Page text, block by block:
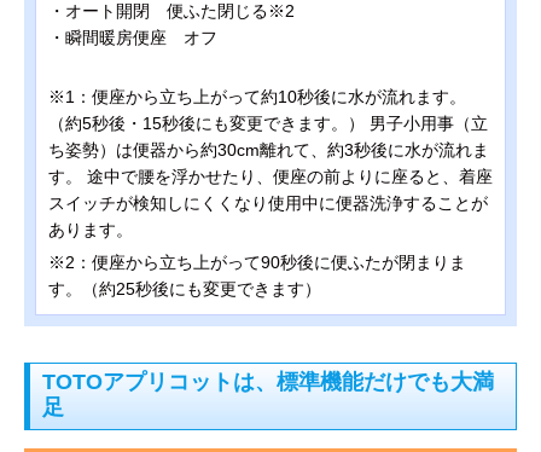
・オート開閉 便ふた閉じる※2
・瞬間暖房便座 オフ
※1：便座から立ち上がって約10秒後に水が流れます。
（約5秒後・15秒後にも変更できます。） 男子小用事（立
ち姿勢）は便器から約30cm離れて、約3秒後に水が流れま
す。 途中で腰を浮かせたり、便座の前よりに座ると、着座
スイッチが検知しにくくなり使用中に便器洗浄することが
あります。
※2：便座から立ち上がって90秒後に便ふたが閉まりま
す。（約25秒後にも変更できます）
TOTOアプリコットは、標準機能だけでも大満
足